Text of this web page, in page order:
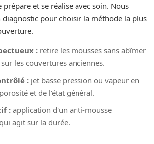
prépare et se réalise avec soin. Nous
diagnostic pour choisir la méthode la plus
: retire les mousses sans abîmer
les couvertures anciennes.
: jet basse pression ou vapeur en
et de l'état général.
:application d'un anti-mousse
agit sur la durée.